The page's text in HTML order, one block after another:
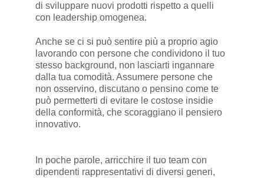
di sviluppare nuovi prodotti rispetto a quelli
con leadership omogenea.
Anche se ci si può sentire più a proprio agio
lavorando con persone che condividono il tuo
stesso background, non lasciarti ingannare
dalla tua comodità. Assumere persone che
non osservino, discutano o pensino come te
può permetterti di evitare le costose insidie
della conformità, che scoraggiano il pensiero
innovativo.
In poche parole, arricchire il tuo team con
dipendenti rappresentativi di diversi generi,